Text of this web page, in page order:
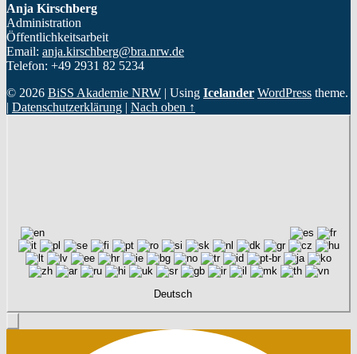
Anja Kirschberg
Administration
Öffentlichkeitsarbeit
Email: anja.kirschberg@bra.nrw.de
Telefon: +49 2931 82 5234
© 2026 BiSS Akademie NRW | Using Icelander WordPress theme.
| Datenschutzerklärung | Nach oben ↑
Deutsch